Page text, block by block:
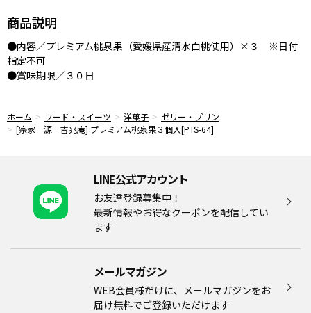
商品説明
●内容／プレミアム桃泉果（愛媛県産清水白桃使用）×３ ※日付
指定不可
●賞味期限／３０日
ホーム フード・スイーツ 洋菓子
ゼリー・プリン
[宗家 源 吉兆庵] プレミアム桃泉果３個入[PTS-64]
LINE公式アカウント
お友達登録募集中！
最新情報やお得なクーポンを配信してい
ます
メールマガジン​
WEB会員様だけに、メールマガジンをお
届け無料でご登録いただけます